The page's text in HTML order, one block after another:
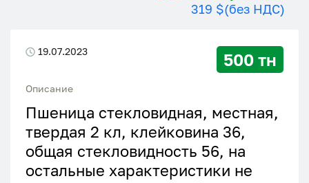
319 $(без НДС)
19.07.2023 500 тн
Описание
Пшеница стекловидная, местная,
твердая 2 кл, клейковина 36,
общая стекловидность 56, на
остальные характеристики не